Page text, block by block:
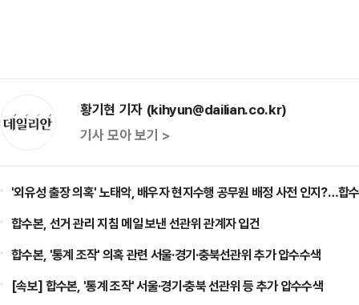
황기현 기자 (kihyun@dailian.co.kr)
기사 모아 보기 >
'외유성 출장 의혹' 노태악, 배우자 현지수행 공무원 배정 사전 인지?…합
합수본, 선거 관리 지침 메일 보낸 선관위 관계자 입건
합수본, '통계 조작' 의혹 관련 서울·경기·충북선관위 추가 압수수색
[속보] 합수본, '통계 조작' 서울·경기·충북 선관위 등 추가 압수수색